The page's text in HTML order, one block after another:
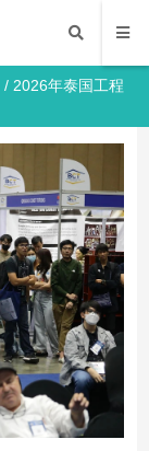
/ 2026年泰国工程